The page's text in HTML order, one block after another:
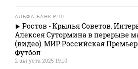
АЛЬФА-БАНК РПЛ
Ростов - Крылья Советов.
Алексея Сутормина в перерыве
(видео). МИР Российская
Футбол
2 августа 2025 19:10